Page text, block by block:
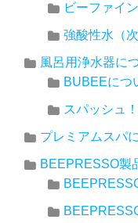
ビーファイ
強酸性水（
風呂用浄水器に
BUBEEにつ
スパッシュ
プレミアムスパ
BEEPRESSO製